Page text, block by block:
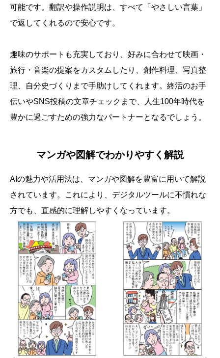
可能です。翻訳や操作説明は、すべて「やさしい言葉」
で返してくれるので安心です。
趣味のサポートも充実しており、好みに合わせて映画・
旅行・音楽の提案をカスタムしたり、創作料理、写真整
理、自分史づくりまで手助けしてくれます。終活のお手
伝いやSNS投稿の文章チェックまで、人生100年時代を
豊かに過ごすための強力なパートナーとなるでしょう。
マンガや図解でわかりやすく解説
AIの魅力や活用法は、マンガや図解を豊富に用いて解説
されています。これにより、デジタルツールに不慣れな
方でも、直感的に理解しやすくなっています。